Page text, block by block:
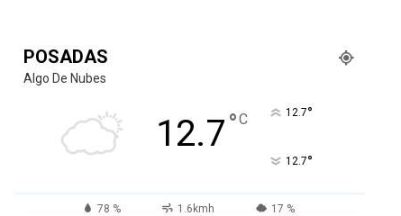
POSADAS
Algo De Nubes
12.7°C 12.7°
12.7°
78 % 1.6kmh 17 %